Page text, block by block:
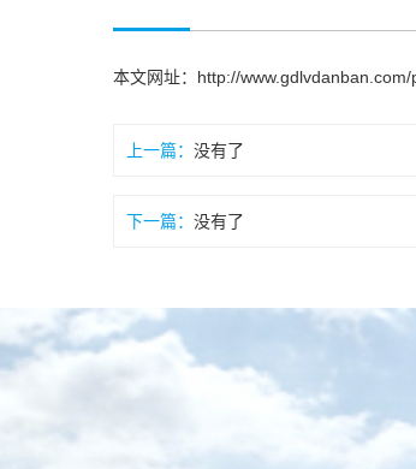
本文网址： http://
上一篇：没有了
下一篇：没有了